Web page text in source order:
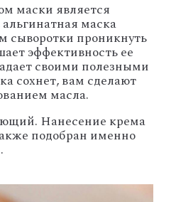
маски является
маска
сыворотки проникнуть
эффективность ее
своими полезными
сохнет, вам сделают
масла.
Нанесение крема
подобран именно